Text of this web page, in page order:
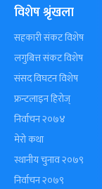
विशेष श्रृंखला
सहकारी संकट विशेष
लगुबित्त संकट विशेष
संसद विघटन विशेष
फ्रन्टलाइन हिरोज्
निर्वाचन २०७४
मेरो कथा
स्थानीय चुनाव २०७९
निर्वाचन २०७९